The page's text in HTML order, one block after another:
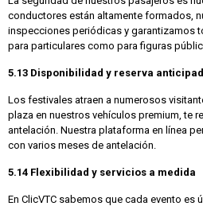
conductores están altamente formados,
inspecciones periódicas y garantizamos
para particulares como para figuras
5.13 Disponibilidad y reserva
Los festivales atraen a numerosos
plaza en nuestros vehículos premium, te
antelación. Nuestra plataforma en línea
con varios meses de antelación.
5.14 Flexibilidad y servicios a medida
En ClicVTC sabemos que cada evento es